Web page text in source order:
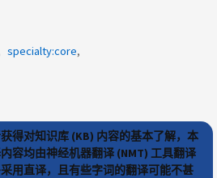
specialty:core
得对知识库 (KB) 内容的基本了解，本
容均由神经机器翻译 (NMT) 工具翻译
用直译，且有些字词的翻译可能不甚